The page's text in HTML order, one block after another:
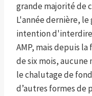
grande majorité de
L'année dernière,
intention d'interdire
AMP, mais depuis
de six mois, aucune
le chalutage de fond
d’autres formes de